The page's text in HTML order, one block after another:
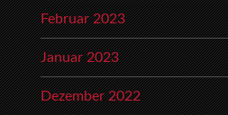
Februar 2023
Januar 2023
Dezember 2022